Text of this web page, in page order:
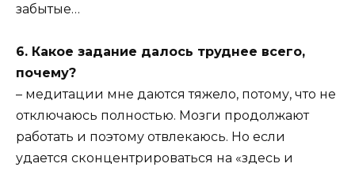
забытые…
6. Какое задание далось труднее всего,
почему?
– медитации мне даются тяжело, потому, что не
отключаюсь полностью. Мозги продолжают
работать и поэтому отвлекаюсь. Но если
удается сконцентрироваться на «здесь и